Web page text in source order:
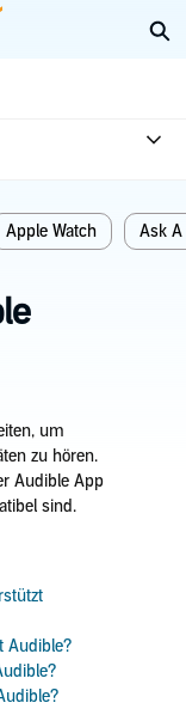
Apple Watch Ask A
um
zu hören.
Audible App
sind.
Audible?